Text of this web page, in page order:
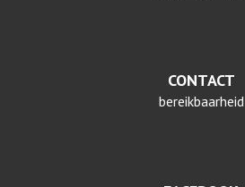
CONTACT
bereikbaarheid